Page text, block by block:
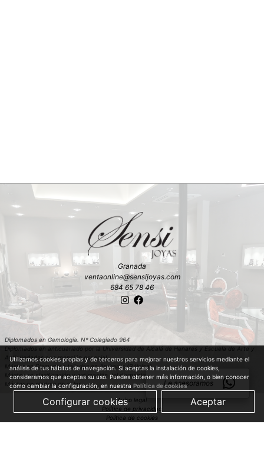
Granada
ventaonline@sensijoyas.com
684 65 78 46
Diplomados en Gemología. Nº Colegiado 964
Diplomados en anticuariado por la Universidad de Alcalá de Henares y Escuela de Arte y
Antigüedades con mención especial
Máster en Diamantes tallados en Amberes (Bélgica)
Máster en clasificación y estimación del diamante en bruto en Amberes (Bélgica)
Máster en piedras de color
Aviso legal
Política de privacidad
Política de cookies
Utilizamos cookies propias y de terceros para mejorar nuestros servicios mediante el
análisis de tus hábitos de navegación. Si aceptas la instalación de cookies,
consideramos que aceptas su uso. Puedes obtener más información, o bien conocer
cómo cambiar la configuración, en nuestra Política de cookies
Configurar cookies Aceptar
Le asesoramos